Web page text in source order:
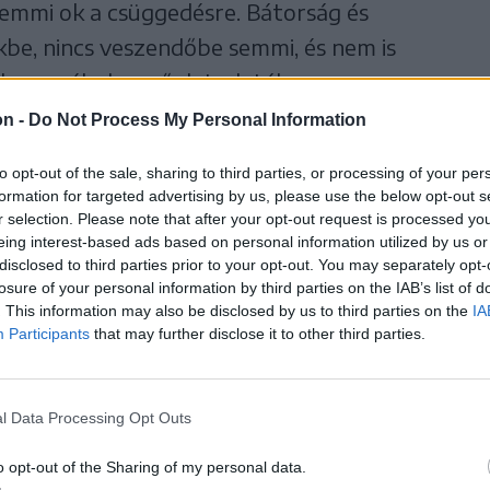
- Do Not Process My Personal Information
opt-out of the sale, sharing to third parties, or processing of your
for targeted advertising by us, please use the below opt-out
selection. Please note that after your opt-out request is processed
interest-based ads based on personal information utilized by us
to third parties prior to your opt-out. You may separately
of your personal information by third parties on the IAB’s list of
This information may also be disclosed by us to third parties on the
Participants that may further disclose it to other third parties.
Data Processing Opt Outs
opt-out of the Sharing of my personal data.
ok a csüggedésre. Bátorság és
nincs veszendőbe semmi, és nem is
veszély, ha erőnk tudatában
a jövő szemébe.
és kulturális erő, amely a mi
nem frázis, mert ezer
van a hátunk mögött, törjön
célra, a demokratikus
Egy nép életereje a
nemzetfenntartó
Ki kételkedik abban,
és mi fenn fogunk
ültek itt Erdélyben a